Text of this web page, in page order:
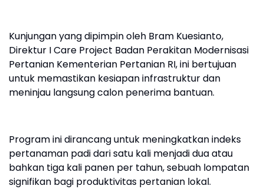
Kunjungan yang dipimpin oleh Bram Kuesianto,
Direktur I Care Project Badan Perakitan Modernisasi
Pertanian Kementerian Pertanian RI, ini bertujuan
untuk memastikan kesiapan infrastruktur dan
meninjau langsung calon penerima bantuan.
Program ini dirancang untuk meningkatkan indeks
pertanaman padi dari satu kali menjadi dua atau
bahkan tiga kali panen per tahun, sebuah lompatan
signifikan bagi produktivitas pertanian lokal.